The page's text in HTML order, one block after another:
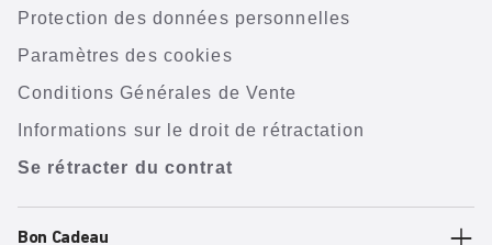
Protection des données personnelles
Paramètres des cookies
Conditions Générales de Vente
Informations sur le droit de rétractation
Se rétracter du contrat
Bon Cadeau